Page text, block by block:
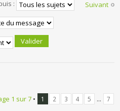
Suivant
:
1 sur7• 1 2 3 4 5 ... 7